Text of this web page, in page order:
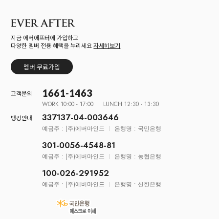
지금 에버애프터에 가입하고
다양한 멤버 전용 혜택을 누리세요자세히보기
멤버 무료가입
고객문의 1661-1463
WORK 10:00 - 17:00 LUNCH 12:30 - 13:30
뱅킹안내 337137-04-003646
예금주 : (주)에버마인드 은행명 : 국민은행
301-0056-4548-81
예금주 : (주)에버마인드 은행명 : 농협은행
100-026-291952
예금주 : (주)에버마인드 은행명 : 신한은행